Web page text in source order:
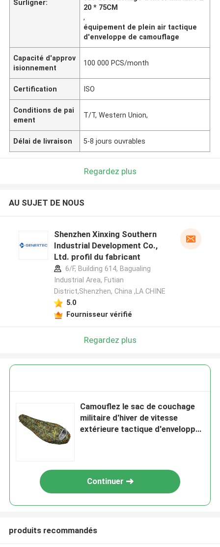
Surligner:
20 * 75CM
,
équipement de plein air tactique
d'enveloppe de camouflage
Capacité d'approv
isionnement
100 000 PCS/month
Certification ISO
Conditions de pai
ement
T/T, Western Union,
Délai de livraison 5-8 jours ouvrables
Regardez plus
AU SUJET DE NOUS
Shenzhen Xinxing Southern
Industrial Development Co.,
Ltd. profil du fabricant
6/F, Building 614, Bagualing
Industrial Area, Futian
District,Shenzhen, China ,LA CHINE
5.0
Fournisseur vérifié
Regardez plus
Camouflez le sac de couchage
militaire d'hiver de vitesse
extérieure tactique d'enveloppe
Continuer
produits recommandés